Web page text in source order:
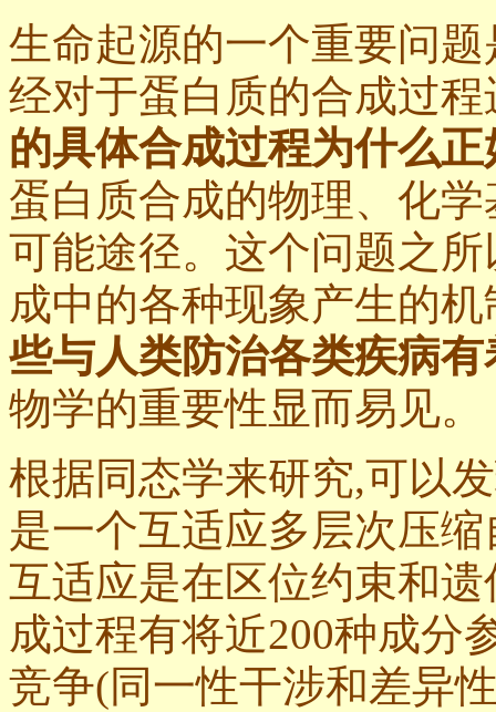
生命起源的一个重要问
经对于蛋白质的合成过
的具体合成过程为什么
蛋白质合成的物理、化
可能途径。这个问题之
成中的各种现象产生的
些与人类防治各类疾病
物学的重要性显而易见。
根据同态学来研究,可以
是一个互适应多层次压
互适应是在区位约束和
成过程有将近200种成分
竞争(同一性干涉和差异